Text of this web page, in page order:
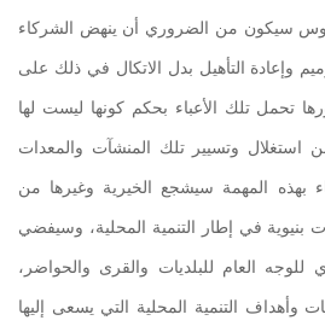
سيكون من الضروري أن ينهض الشركاء
وإعادة التأهيل بدل الاتكال في ذلك على
تحمل تلك الأعباء بحكم كونها ليست لها
وتسيير تلك المنشآت والمعدات
بهذه المهمة سيشجع الخيرية وغيرها من
بنيوية في إطار التنمية المحلية، وسيفضي
العام للبلديات والقرى والحواضر،
وأهداف التنمية المحلية التي يسعى إليها